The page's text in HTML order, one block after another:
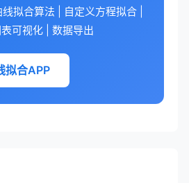
拟合算法 | 自定义方程拟合 |
可视化 | 数据导出
拟合APP